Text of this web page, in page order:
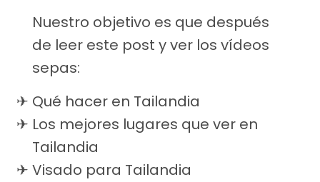
Nuestro objetivo es que después
de leer este post y ver los vídeos
sepas:
Qué hacer en Tailandia
Los mejores lugares que ver en
Tailandia
Visado para Tailandia